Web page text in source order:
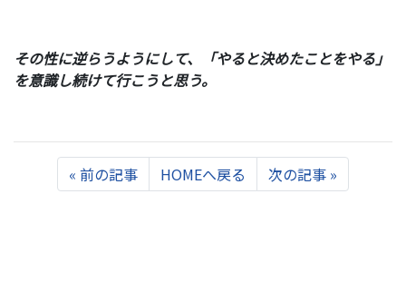
その性に逆らうようにして、「やると決めたことをやる」
を意識し続けて行こうと思う。
« Previous
前の記事 HOMEへ戻る 次の記事 »